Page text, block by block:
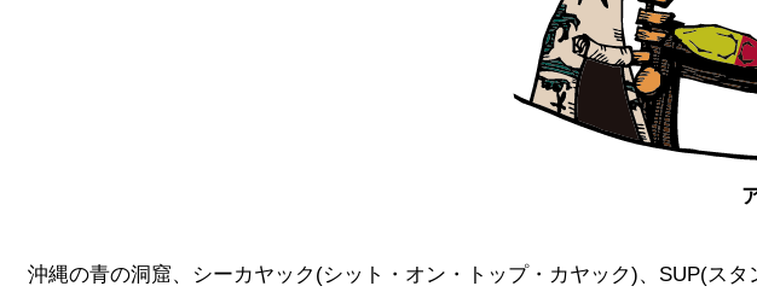
沖縄の青の洞窟、シーカヤック(シット・オン・トップ・カヤック)、SUP(ス